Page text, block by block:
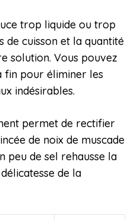
trop liquide ou trop
de cuisson et la quantité
solution. Vous pouvez
fin pour éliminer les
indésirables.
permet de rectifier
de noix de muscade
peu de sel rehausse la
de la